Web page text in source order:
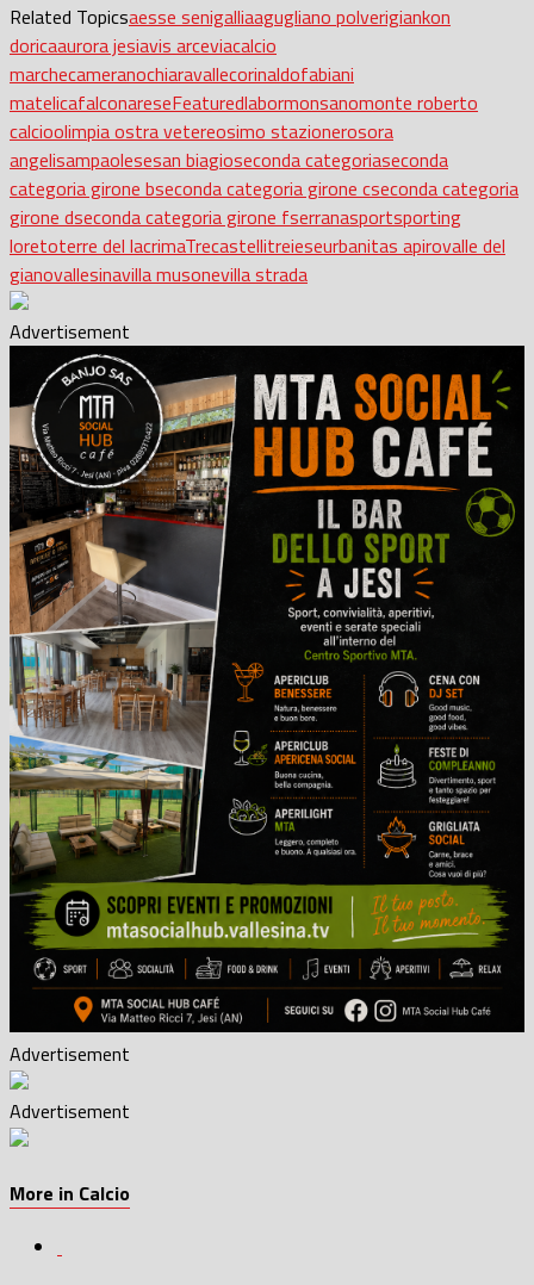
Related Topicsaesse senigalliaagugliano polverigiankon
doricaaurora jesiavis arceviacalcio
marchecameranochiaravallecorinaldofabiani
matelicafalconareseFeaturedlabormonsanomonte roberto
calcioolimpia ostra vetereosimo stazionerosora
angelisampaolesesan biagioseconda categoriaseconda
categoria girone bseconda categoria girone cseconda categoria
girone dseconda categoria girone fserranasportsporting
loretoterre del lacrimaTrecastellitreieseurbanitas apirovalle del
gianovallesinavilla musonevilla strada
Advertisement
Advertisement
Advertisement
More in Calcio